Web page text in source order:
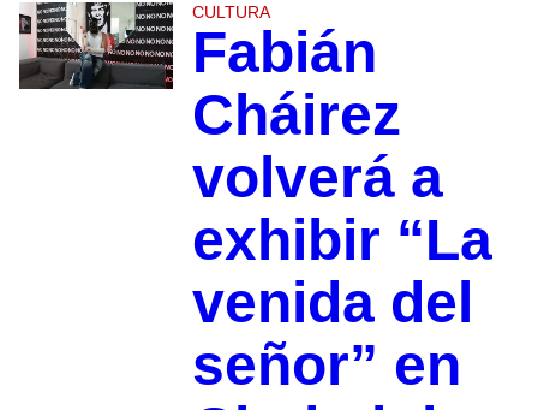
CULTURA
Fabián
Cháirez
volverá a
exhibir “La
venida del
señor” en